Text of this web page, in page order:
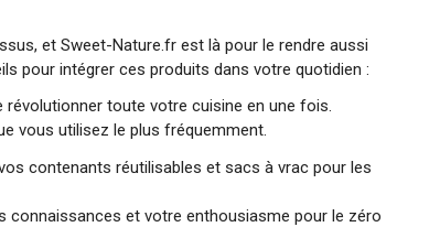
et Sweet-Nature.fr est là pour le rendre aussi
pour intégrer ces produits dans votre quotidien :
révolutionner toute votre cuisine en une fois.
vous utilisez le plus fréquemment.
contenants réutilisables et sacs à vrac pour les
connaissances et votre enthousiasme pour le zéro